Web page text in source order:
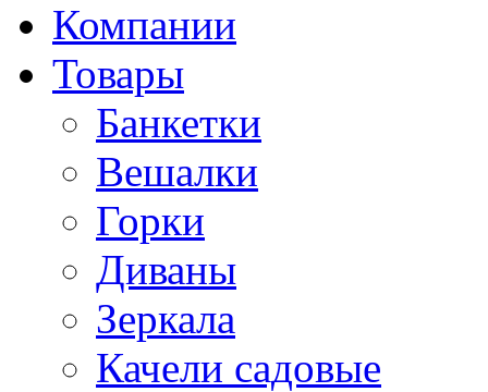
Компании
Товары
Банкетки
Вешалки
Горки
Диваны
Зеркала
Качели садовые